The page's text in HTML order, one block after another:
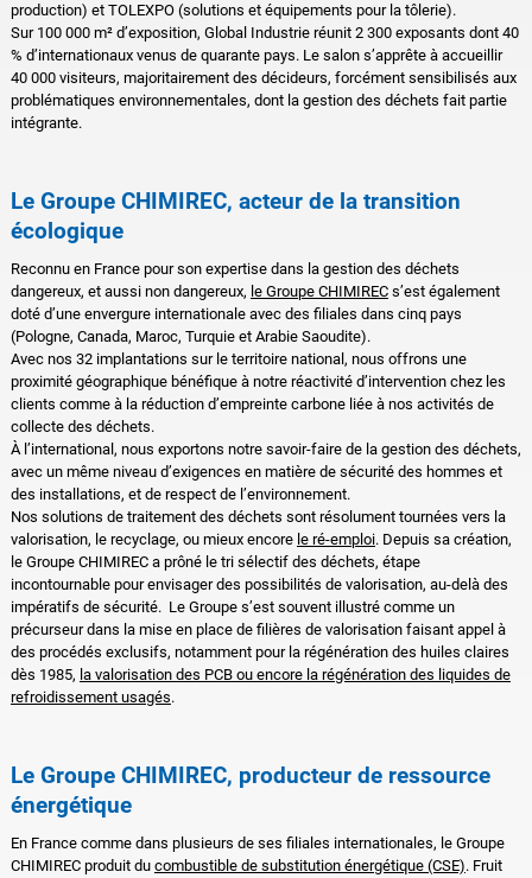
production) et TOLEXPO (solutions et équipements pour la tôlerie).
Sur 100 000 m² d’exposition, Global Industrie réunit 2 300 exposants dont 40
% d’internationaux venus de quarante pays. Le salon s’apprête à accueillir
40 000 visiteurs, majoritairement des décideurs, forcément sensibilisés aux
problématiques environnementales, dont la gestion des déchets fait partie
intégrante.
Le Groupe CHIMIREC, acteur de la transition
écologique
Reconnu en France pour son expertise dans la gestion des déchets
dangereux, et aussi non dangereux, le Groupe CHIMIRECs’est également
doté d’une envergure internationale avec des filiales dans cinq pays
(Pologne, Canada, Maroc, Turquie et Arabie Saoudite).
Avec nos 32 implantations sur le territoire national, nous offrons une
proximité géographique bénéfique à notre réactivité d’intervention chez les
clients comme à la réduction d’empreinte carbone liée à nos activités de
collecte des déchets.
À l’international, nous exportons notre savoir-faire de la gestion des déchets,
avec un même niveau d’exigences en matière de sécurité des hommes et
des installations, et de respect de l’environnement.
Nos solutions de traitement des déchets sont résolument tournées vers la
valorisation, le recyclage, ou mieux encore le ré-emploi. Depuis sa création,
le Groupe CHIMIREC a prôné le tri sélectif des déchets, étape
incontournable pour envisager des possibilités de valorisation, au-delà des
impératifs de sécurité. Le Groupe s’est souvent illustré comme un
précurseur dans la mise en place de filières de valorisation faisant appel à
des procédés exclusifs, notamment pour la régénération des huiles claires
dès 1985, la valorisation des PCB ou encore la régénération des liquides de
refroidissement usagés.
Le Groupe CHIMIREC, producteur de ressource
énergétique
En France comme dans plusieurs de ses filiales internationales, le Groupe
CHIMIREC produit du combustible de substitution énergétique (CSE). Fruit